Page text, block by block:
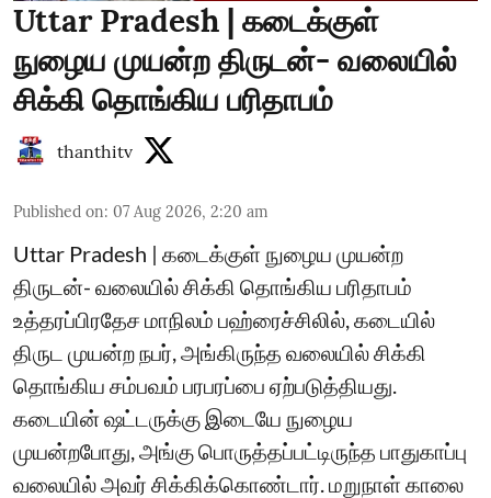
Uttar Pradesh | கடைக்குள்
நுழைய முயன்ற திருடன்- வலையில்
சிக்கி தொங்கிய பரிதாபம்
thanthitv
Published on: 07 Aug 2026, 2:20 am
Uttar Pradesh | கடைக்குள் நுழைய முயன்ற
திருடன்- வலையில் சிக்கி தொங்கிய பரிதாபம்
உத்தரப்பிரதேச மாநிலம் பஹ்ரைச்சிலில், கடையில்
திருட முயன்ற நபர், அங்கிருந்த வலையில் சிக்கி
தொங்கிய சம்பவம் பரபரப்பை ஏற்படுத்தியது.
கடையின் ஷட்டருக்கு இடையே நுழைய
முயன்றபோது, அங்கு பொருத்தப்பட்டிருந்த பாதுகாப்பு
வலையில் அவர் சிக்கிக்கொண்டார். மறுநாள் காலை